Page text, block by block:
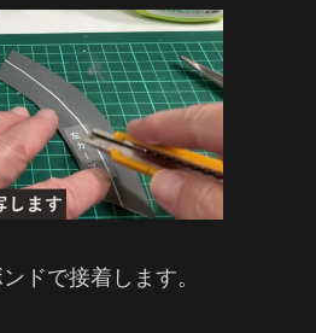
ドで接着します。